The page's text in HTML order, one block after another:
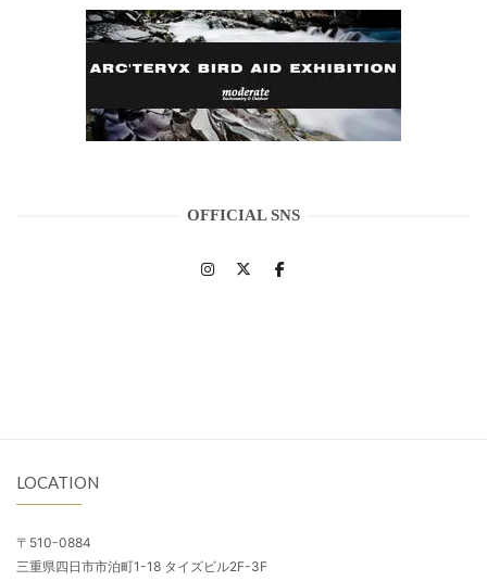
OFFICIAL SNS
LOCATION
〒510-0884
三重県四日市市泊町1-18 タイズビル2F-3F